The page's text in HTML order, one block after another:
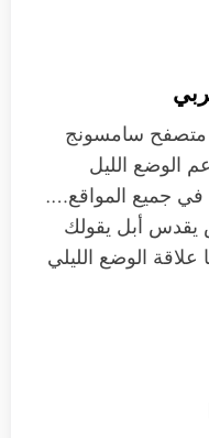
سامسونج
الوضع الليل
جميع المواقع….
أبل يقولك
علاقة الوضع الليلي